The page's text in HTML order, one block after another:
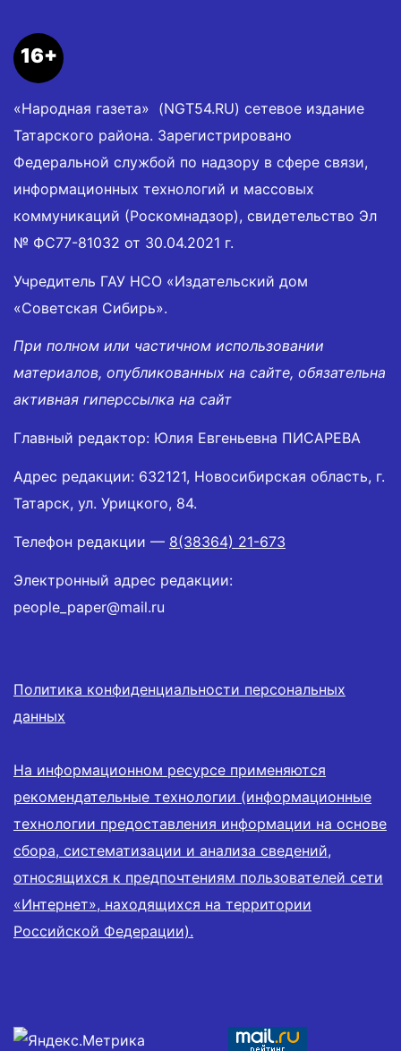
16+
«Народная газета» (NGT54.RU) сетевое издание
Татарского района. Зарегистрировано
Федеральной службой по надзору в сфере связи,
информационных технологий и массовых
коммуникаций (Роскомнадзор), свидетельство Эл
№ ФС77-81032 от 30.04.2021 г.
Учредитель ГАУ НСО «Издательский дом
«Советская Сибирь».
При полном или частичном использовании
материалов, опубликованных на сайте, обязательна
активная гиперссылка на сайт
Главный редактор: Юлия Евгеньевна ПИСАРЕВА
Адрес редакции: 632121, Новосибирская область, г.
Татарск, ул. Урицкого, 84.
Телефон редакции — 8(38364) 21-673
Электронный адрес редакции:
people_paper@mail.ru
Политика конфиденциальности персональных
данных
На информационном ресурсе применяются
рекомендательные технологии (информационные
технологии предоставления информации на основе
сбора, систематизации и анализа сведений,
относящихся к предпочтениям пользователей сети
«Интернет», находящихся на территории
Российской Федерации).